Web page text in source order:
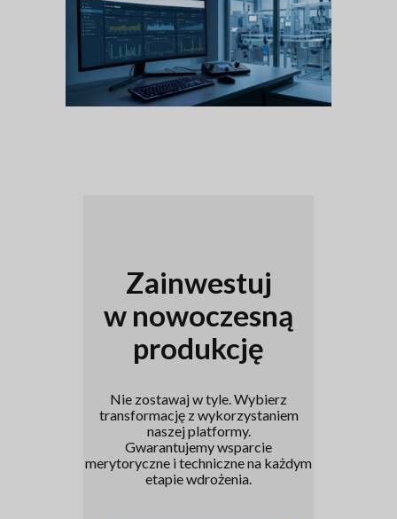
Zainwestuj
w nowoczesną
produkcję
Nie zostawaj w tyle. Wybierz
transformację z wykorzystaniem
naszej platformy.
Gwarantujemy wsparcie
merytoryczne i techniczne na każdym
etapie wdrożenia.